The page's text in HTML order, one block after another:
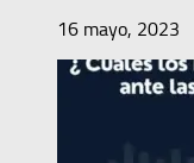
16 mayo, 2023